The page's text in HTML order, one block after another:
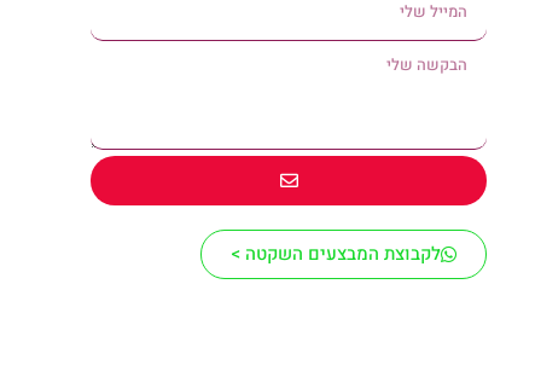
לקבוצת המבצעים השקטה >